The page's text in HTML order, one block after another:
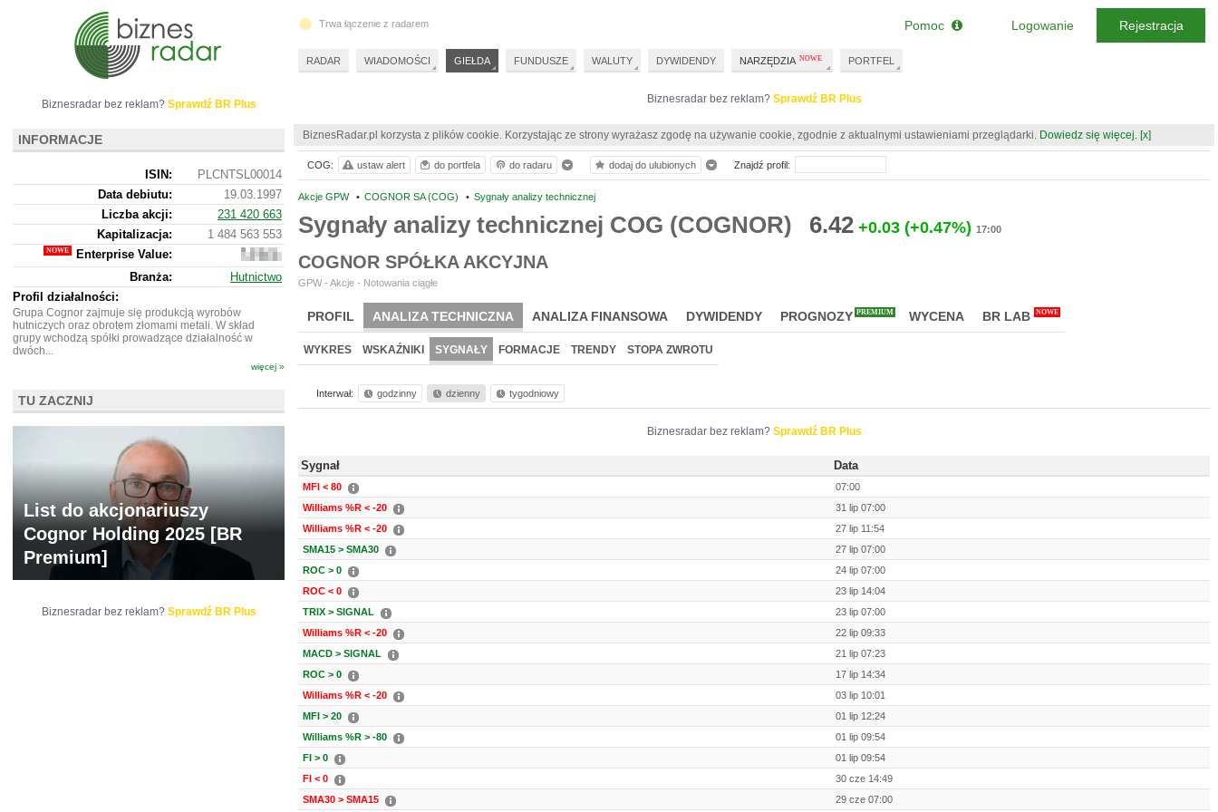
Biznesradar bez reklam? Sprawdź BR Plus
BiznesRadar.pl korzysta z plików cookie. Korzystając ze strony wyrażasz zgodę na używanie cookie, zgodnie z aktualnymi ustawieniami przeglądarki. Dowiedz się więcej. [x]
Akcje GPW • COGNOR SA (COG) • Sygnały analizy technicznej
Sygnały analizy technicznej COG (COGNOR) 6.42 +0.03 (+0.47%) 17:00
COGNOR SPÓŁKA AKCYJNA
GPW - Akcje - Notowania ciągłe
PROFIL ANALIZA TECHNICZNA ANALIZA FINANSOWA DYWIDENDY PROGNOZY PREMIUM WYCENA BR LAB NOWE
WYKRES WSKAŹNIKI SYGNAŁY FORMACJE TRENDY STOPA ZWROTU
Interwał: godzinny dzienny tygodniowy
Biznesradar bez reklam? Sprawdź BR Plus
Sygnał Data
MFI < 80
07:00
Williams %R < -20
31 lip 07:00
Williams %R < -20
27 lip 11:54
SMA15 > SMA30
27 lip 07:00
ROC > 0
24 lip 07:00
ROC < 0
23 lip 14:04
TRIX > SIGNAL
23 lip 07:00
Williams %R < -20
22 lip 09:33
MACD > SIGNAL
21 lip 07:23
ROC > 0
17 lip 14:34
Williams %R < -20
03 lip 10:01
MFI > 20
01 lip 12:24
Williams %R > -80
01 lip 09:54
FI > 0
01 lip 09:54
FI < 0
30 cze 14:49
SMA30 > SMA15
29 cze 07:00
COG: ustaw alert do portfela do radaru dodaj do ulubionych Znajdź profil:
Biznesradar bez reklam? Sprawdź BR Plus
INFORMACJE
ISIN:
PLCNTSL00014
Data debiutu:
19.03.1997
Liczba akcji:
231 420 663
Kapitalizacja:
1 484 563 553
Enterprise Value:
2
301
389
Branża:
Hutnictwo
Profil działalności:
Grupa Cognor zajmuje się produkcją wyrobów
hutniczych oraz obrotem złomami metali. W skład
grupy wchodzą spółki prowadzące działalność w
dwóch...
więcej »
TU ZACZNIJ
List do akcjonariuszy
Cognor Holding 2025 [BR
Premium]
Biznesradar bez reklam? Sprawdź BR Plus
Trwa łączenie z radarem
RADAR WIADOMOŚCI GIEŁDA FUNDUSZE WALUTY DYWIDENDY NARZĘDZIA PORTFEL
Pomoc Logowanie Rejestracja